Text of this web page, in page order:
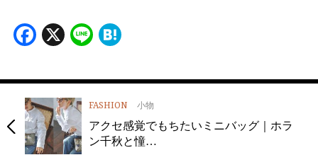
Facebook
X Line
FASHION 小物
アクセ感覚でもちたいミニバッグ｜ホラ
ン千秋と憧…